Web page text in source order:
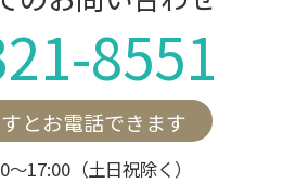
8551
とお電話できます
17:00（土日祝除く）